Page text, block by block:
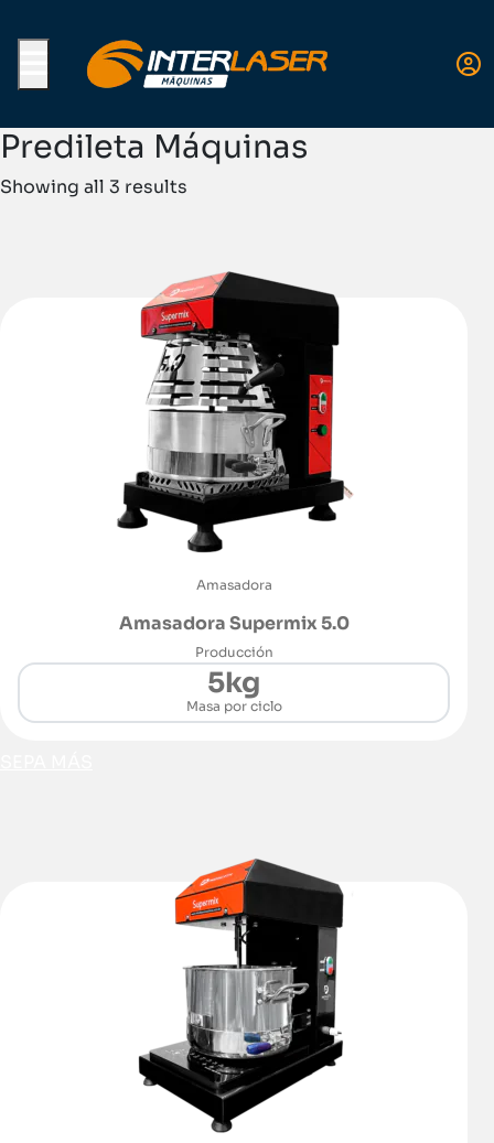
Menu
Predileta Máquinas
Showing all 3 results
Amasadora
Amasadora Supermix 5.0
Producción
5kg
Masa por ciclo